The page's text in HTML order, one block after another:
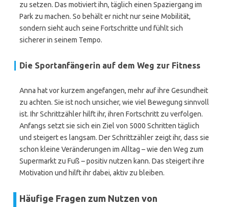
zu setzen. Das motiviert ihn, täglich einen Spaziergang im
Park zu machen. So behält er nicht nur seine Mobilität,
sondern sieht auch seine Fortschritte und fühlt sich
sicherer in seinem Tempo.
Die Sportanfängerin auf dem Weg zur Fitness
Anna hat vor kurzem angefangen, mehr auf ihre Gesundheit
zu achten. Sie ist noch unsicher, wie viel Bewegung sinnvoll
ist. Ihr Schrittzähler hilft ihr, ihren Fortschritt zu verfolgen.
Anfangs setzt sie sich ein Ziel von 5000 Schritten täglich
und steigert es langsam. Der Schrittzähler zeigt ihr, dass sie
schon kleine Veränderungen im Alltag – wie den Weg zum
Supermarkt zu Fuß – positiv nutzen kann. Das steigert ihre
Motivation und hilft ihr dabei, aktiv zu bleiben.
Häufige Fragen zum Nutzen von